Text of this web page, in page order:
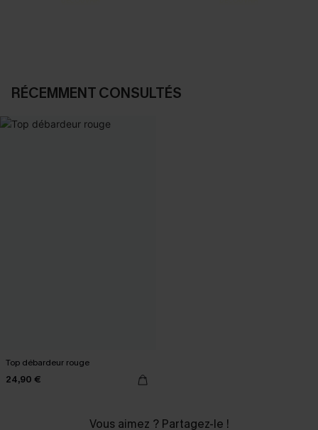
RÉCEMMENT CONSULTÉS
Top débardeur rouge
24,90 €
Vous aimez ? Partagez-le !